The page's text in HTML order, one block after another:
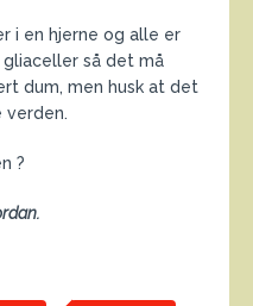
i en hjerne og alle er
så det må
dum, men husk at det
verden.
?